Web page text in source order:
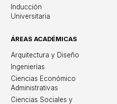
Inducción
Universitaria
ÁREAS ACADÉMICAS
Arquitectura y Diseño
Ingenierías
Ciencias Económico
Administrativas
Ciencias Sociales y